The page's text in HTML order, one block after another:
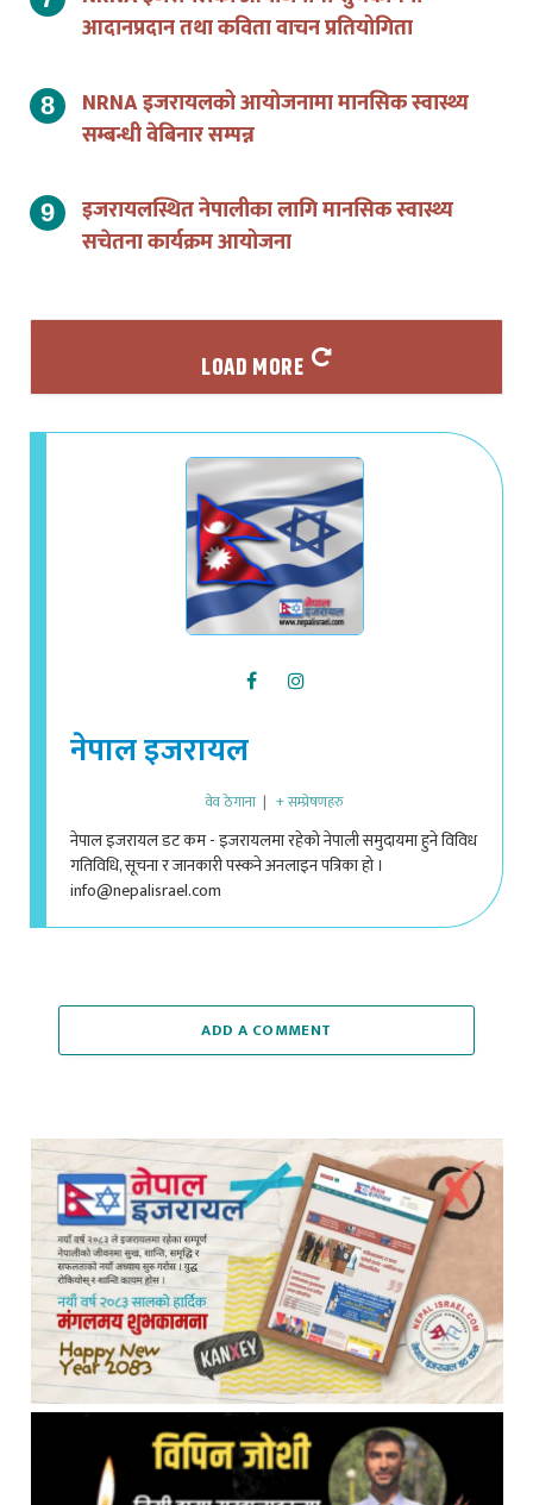
आदानप्रदान तथा कविता वाचन प्रतियोगिता
NRNA इजरायलको आयोजनामा मानसिक स्वास्थ्य
सम्बन्धी वेबिनार सम्पन्न
इजरायलस्थित नेपालीका लागि मानसिक स्वास्थ्य
सचेतना कार्यक्रम आयोजना
LOAD MORE
नेपाल इजरायल
वेव ठेगाना | + सम्प्रेषणहरु
नेपाल इजरायल डट कम - इजरायलमा रहेको नेपाली समुदायमा हुने विविध
गतिविधि, सूचना र जानकारी पस्कने अनलाइन पत्रिका हो ।
info@nepalisrael.com
ADD A COMMENT